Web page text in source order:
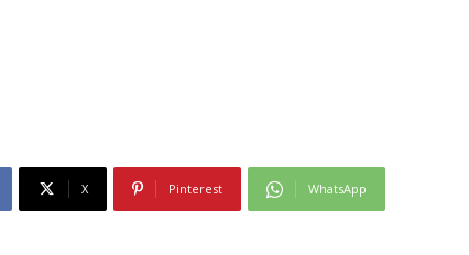
X Pinterest WhatsApp